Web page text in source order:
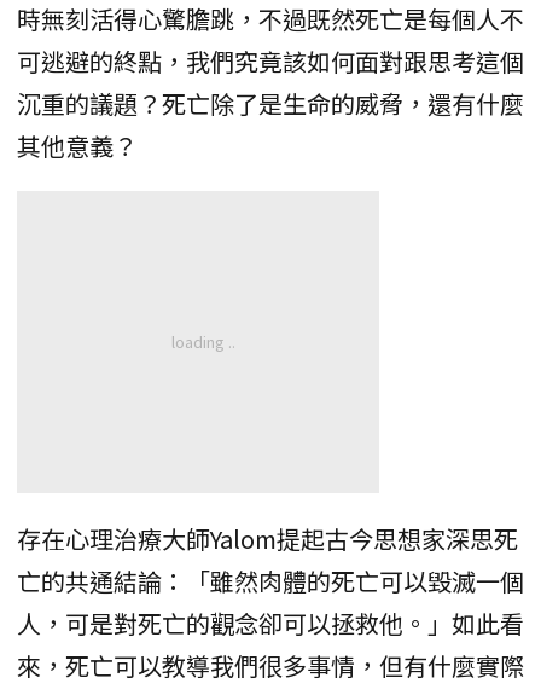
時無刻活得心驚膽跳，不過既然死亡是每個人不
可逃避的終點，我們究竟該如何面對跟思考這個
沉重的議題？死亡除了是生命的威脅，還有什麼
其他意義？
存在心理治療大師Yalom提起古今思想家深思死
亡的共通結論：「雖然肉體的死亡可以毀滅一個
人，可是對死亡的觀念卻可以拯救他。」如此看
來，死亡可以教導我們很多事情，但有什麼實際